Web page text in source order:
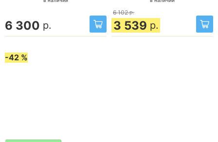
6 300 р.
6 102 р.
3 539 р.
-42 %